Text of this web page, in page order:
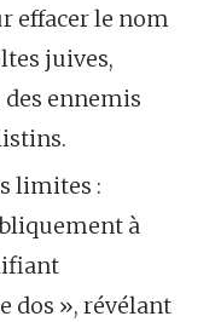
effacer le nom
juives,
ennemis
limites :
à
dos », révélant